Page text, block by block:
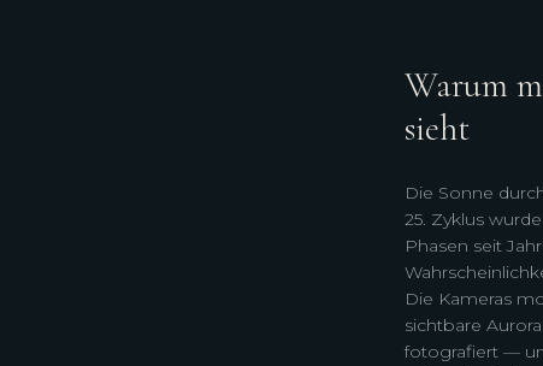
Warum
sieht
Die Sonne
25. Zyklus
Phasen seit
Die Kameras
sichtbare
fotografiert —